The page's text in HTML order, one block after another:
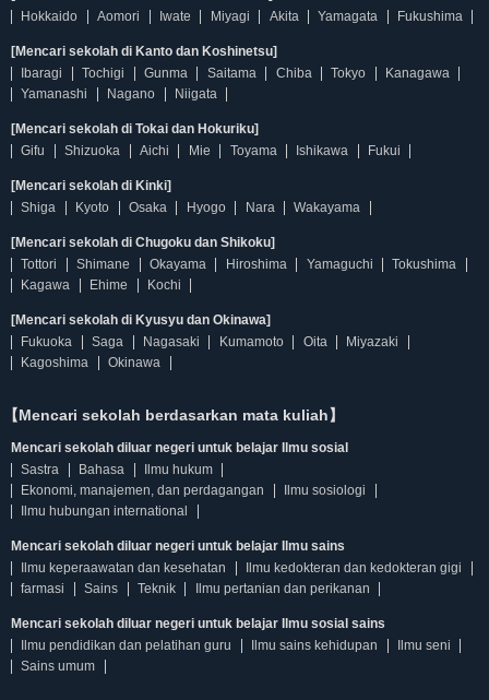
Hokkaido
Aomori Iwate Miyagi Akita Yamagata Fukushima
[Mencari sekolah di Kanto dan Koshinetsu]
Ibaragi
Tochigi Gunma Saitama Chiba Tokyo
Kanagawa
Yamanashi
Nagano Niigata
[Mencari sekolah di Tokai dan Hokuriku]
Gifu
Shizuoka Aichi Mie Toyama Ishikawa Fukui
[Mencari sekolah di Kinki]
Shiga
Kyoto Osaka Hyogo Nara Wakayama
[Mencari sekolah di Chugoku dan Shikoku]
Tottori
Shimane Okayama Hiroshima Yamaguchi
Tokushima
Kagawa
Ehime Kochi
[Mencari sekolah di Kyusyu dan Okinawa]
Fukuoka
Saga Nagasaki Kumamoto Oita
Miyazaki
Kagoshima
Okinawa
【Mencari sekolah berdasarkan mata kuliah】
Mencari sekolah diluar negeri untuk belajar Ilmu sosial
Sastra
Bahasa
Ilmu hukum
Ekonomi, manajemen, dan perdagangan
Ilmu sosiologi
Ilmu hubungan international
Mencari sekolah diluar negeri untuk belajar Ilmu sains
Ilmu keperaawatan dan kesehatan
Ilmu kedokteran dan kedokteran gigi
farmasi
Sains Teknik Ilmu pertanian dan perikanan
Mencari sekolah diluar negeri untuk belajar Ilmu sosial sains
Ilmu pendidikan dan pelatihan guru
Ilmu sains kehidupan
Ilmu seni
Sains umum